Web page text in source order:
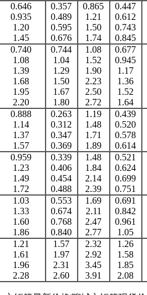
0.646
0.935
1.20
1.45
0.357
0.489
0.595
0.676
0.865
1.21
1.50
1.74
0.447
0.612
0.743
0.845
0.740
1.08
1.39
1.68
1.95
2.20
0.744
1.04
1.29
1.50
1.67
1.80
1.08
1.52
1.90
2.23
2.50
2.72
0.677
0.945
1.17
1.36
1.52
1.64
0.888
1.14
1.37
1.57
0.263
0.312
0.347
0.369
1.19
1.48
1.71
1.89
0.439
0.520
0.578
0.614
0.959
1.23
1.49
1.72
0.339
0.406
0.454
0.488
1.48
1.84
2.14
2.39
0.521
0.624
0.699
0.751
1.03
1.33
1.60
1.86
0.553
0.674
0.768
0.840
1.69
2.11
2.47
2.77
0.691
0.842
0.961
1.05
1.21
1.61
1.96
2.28
1.57
1.97
2.31
2.60
2.32
2.92
3.45
3.91
1.26
1.58
1.85
2.08